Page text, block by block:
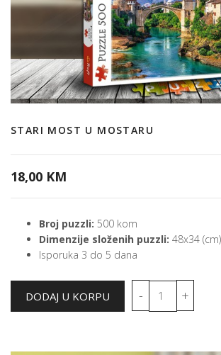
STARI MOST U MOSTARU
18,00 KM
Broj puzzli: 500 kom
Dimenzije složenih puzzli: 48x34 (cm)
Isporuka 3 do 5 dana